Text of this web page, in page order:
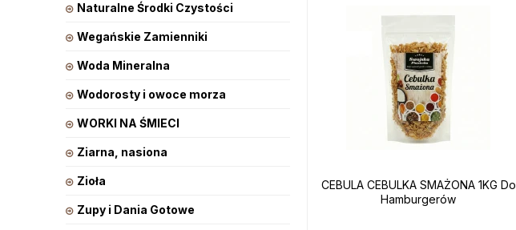
Naturalne Środki Czystości
Wegańskie Zamienniki
Woda Mineralna
Wodorosty i owoce morza
WORKI NA ŚMIECI
Ziarna, nasiona
Zioła
Zupy i Dania Gotowe
CEBULA CEBULKA SMAŻONA 1KG Do
Hamburgerów